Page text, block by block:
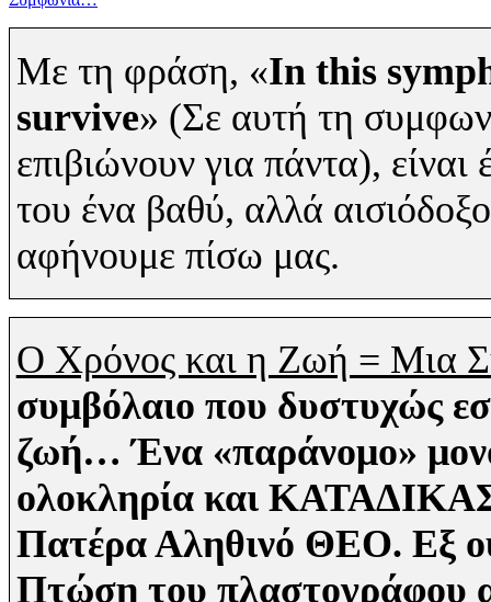
Με τη φράση, «In this
survive» (Σε αυτή τη
επιβιώνουν για πάντα), είναι
του ένα βαθύ, αλλά
αφήνουμε πίσω μας.
Ο Χρόνος και η Ζωή = Μια
συμβόλαιο που δυστυχώς
ζωή… Ένα «παράνομο»
ολοκληρία και
Πατέρα Αληθινό ΘΕΟ. Εξ
Πτώση του πλαστογράφου